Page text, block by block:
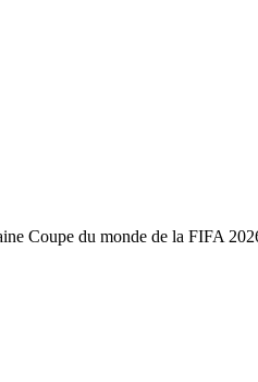
Coupe du monde de la FIFA